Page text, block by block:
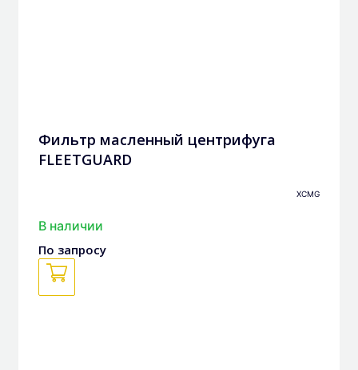
Фильтр масленный центрифуга
FLEETGUARD
XCMG
В наличии
По запросу